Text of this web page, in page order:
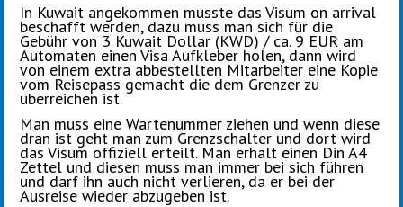
In Kuwait angekommen musste das Visum on arrival
beschafft werden, dazu muss man sich für die
Gebühr von 3 Kuwait Dollar (KWD) / ca. 9 EUR am
Automaten einen Visa Aufkleber holen, dann wird
von einem extra abbestellten Mitarbeiter eine Kopie
vom Reisepass gemacht die dem Grenzer zu
überreichen ist.
Man muss eine Wartenummer ziehen und wenn diese
dran ist geht man zum Grenzschalter und dort wird
das Visum offiziell erteilt. Man erhält einen Din A4
Zettel und diesen muss man immer bei sich führen
und darf ihn auch nicht verlieren, da er bei der
Ausreise wieder abzugeben ist.